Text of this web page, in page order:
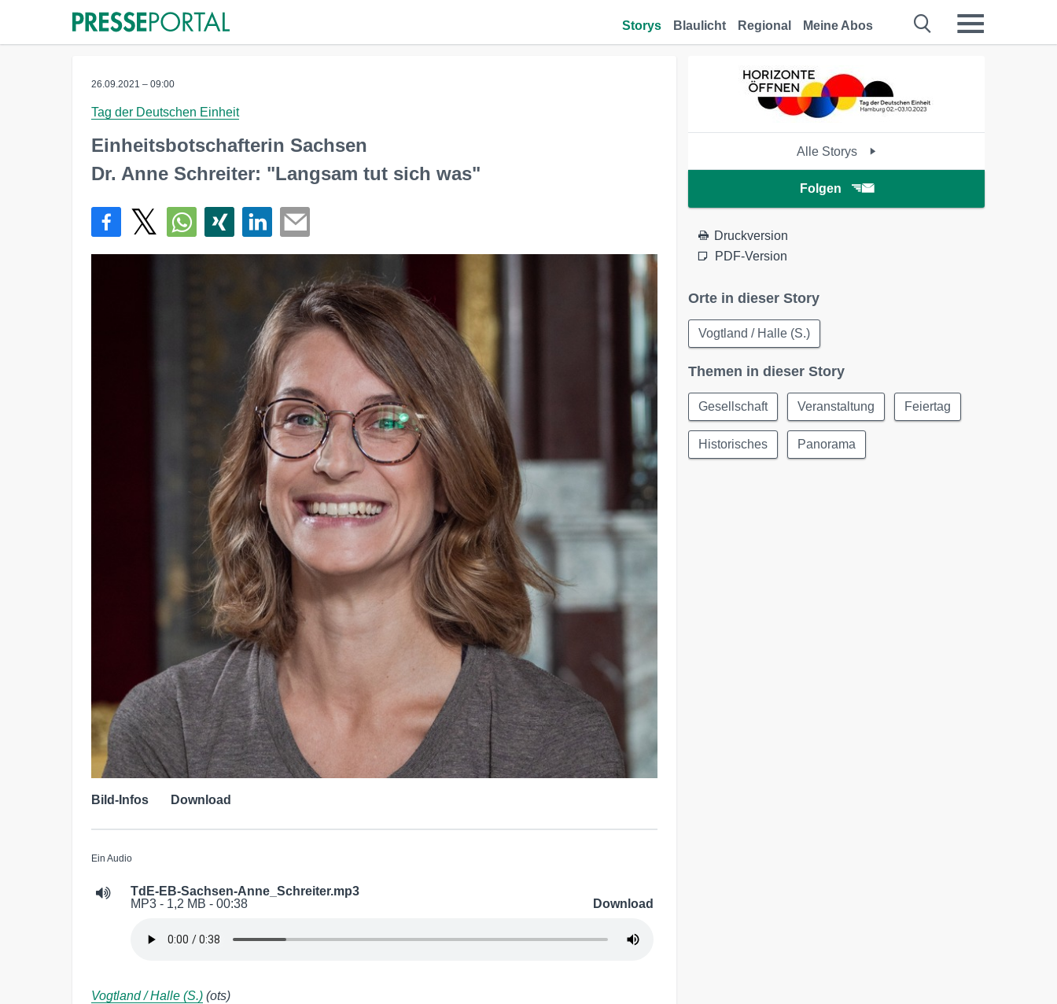
Storys Blaulicht Regional Meine Abos
26.09.2021 – 09:00
Tag der Deutschen Einheit
Einheitsbotschafterin Sachsen
Dr. Anne Schreiter: "Langsam tut sich was"
Bild-Infos Download
Ein Audio
TdE-EB-Sachsen-Anne_Schreiter.mp3
MP3 - 1,2 MB - 00:38
Download
Vogtland / Halle (S.) (ots)
Alle Storys
Folgen
Druckversion
PDF-Version
Orte in dieser Story
Vogtland / Halle (S.)
Themen in dieser Story
Gesellschaft Veranstaltung Feiertag
Historisches Panorama